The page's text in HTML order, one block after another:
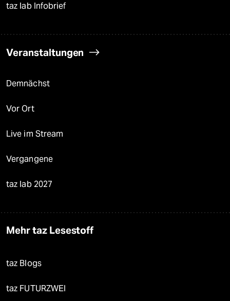
taz lab Infobrief
Veranstaltungen
Demnächst
Vor Ort
Live im Stream
Vergangene
taz lab 2027
Mehr taz Lesestoff
taz Blogs
taz FUTURZWEI